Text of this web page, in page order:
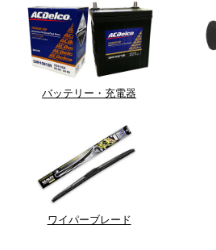
バッテリー・充電器
ワイパーブレード